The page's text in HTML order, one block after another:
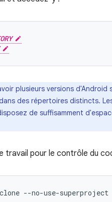
plusieurs versions
des répertoires distincts.
de suffisamment
travail pour le contrôle du
--no-use-superproject